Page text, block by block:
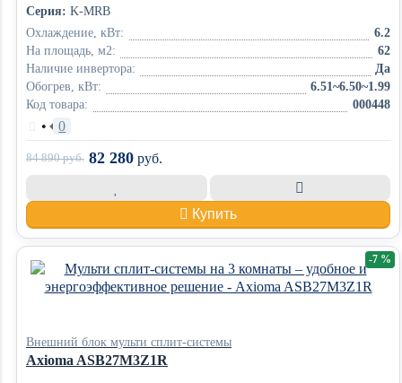
Серия: K-MRB
Охлаждение, кВт:
6.2
На площадь, м2:
62
Наличие инвертора:
Да
Обогрев, кВт:
6.51~6.50~1.99
Код товара:
000448
• 0
84 890руб. 82 280 руб.
Купить
Внешний блок мульти сплит-системы
Axioma ASB27M3Z1R
-7 %